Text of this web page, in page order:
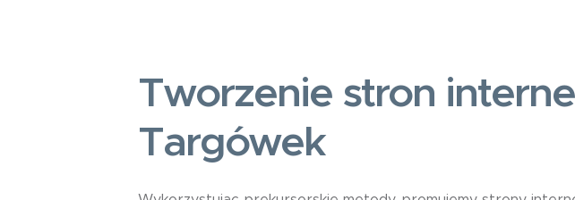
Tworzenie stron
Targówek